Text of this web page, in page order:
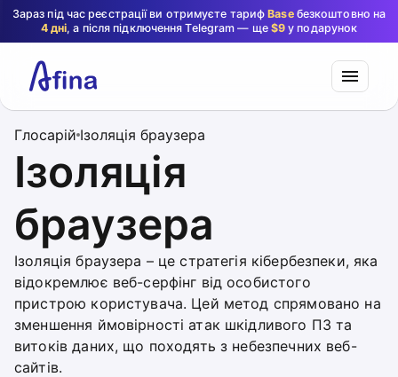
Зараз під час реєстрації ви отримуєте тарифBaseбезкоштовно на
4 дні, а після підключення Telegram — ще $9 у подарунок
Глосарій Ізоляція браузера
Ізоляція
браузера
Ізоляція браузера – це стратегія кібербезпеки, яка
відокремлює веб-серфінг від особистого
пристрою користувача. Цей метод спрямовано на
зменшення ймовірності атак шкідливого ПЗ та
витоків даних, що походять з небезпечних веб-
сайтів.